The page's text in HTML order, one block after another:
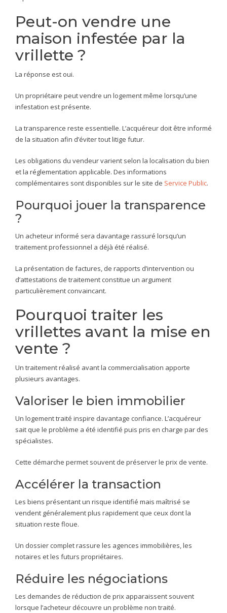
Peut-on vendre une
maison infestée par la
vrillette ?
La réponse est oui.
Un propriétaire peut vendre un logement même lorsqu’une
infestation est présente.
La transparence reste essentielle. L’acquéreur doit être informé
de la situation afin d’éviter tout litige futur.
Les obligations du vendeur varient selon la localisation du bien
et la réglementation applicable. Des informations
complémentaires sont disponibles sur le site de Service Public.
Pourquoi jouer la transparence
?
Un acheteur informé sera davantage rassuré lorsqu’un
traitement professionnel a déjà été réalisé.
La présentation de factures, de rapports d’intervention ou
d’attestations de traitement constitue un argument
particulièrement convaincant.
Pourquoi traiter les
vrillettes avant la mise en
vente ?
Un traitement réalisé avant la commercialisation apporte
plusieurs avantages.
Valoriser le bien immobilier
Un logement traité inspire davantage confiance. L’acquéreur
sait que le problème a été identifié puis pris en charge par des
spécialistes.
Cette démarche permet souvent de préserver le prix de vente.
Accélérer la transaction
Les biens présentant un risque identifié mais maîtrisé se
vendent généralement plus rapidement que ceux dont la
situation reste floue.
Un dossier complet rassure les agences immobilières, les
notaires et les futurs propriétaires.
Réduire les négociations
Les demandes de réduction de prix apparaissent souvent
lorsque l’acheteur découvre un problème non traité.